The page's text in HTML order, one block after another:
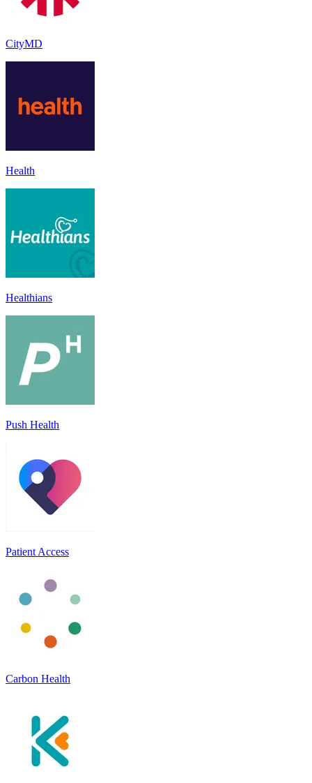
CityMD
Health
Healthians
Push Health
Patient Access
Carbon Health